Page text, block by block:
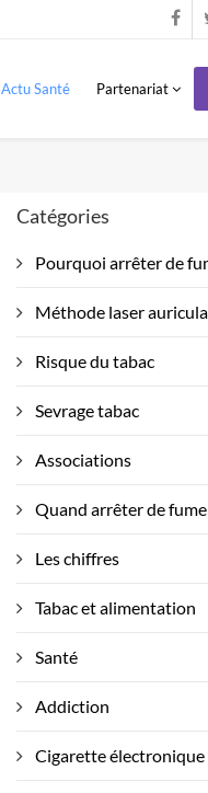
Actu Santé Partenariat
Catégories
Pourquoi arrêter de
Méthode laser
Risque du tabac
Sevrage tabac
Associations
Quand arrêter de
Les chiffres
Tabac et alimentation
Santé
Addiction
Cigarette électronique